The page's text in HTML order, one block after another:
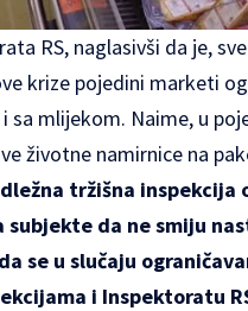
RS, naglasivši da je,
krize pojedini marketi
sa mlijekom. Naime, u
životne namirnice na
tržišna
da ne smiju
se u slučaju
i Inspektoratu